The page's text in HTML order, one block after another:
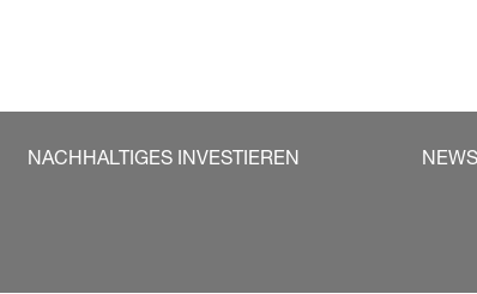
NACHHALTIGES INVESTIEREN